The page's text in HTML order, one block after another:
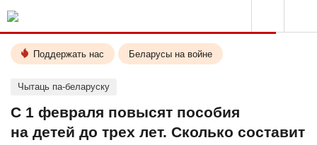
Поддержать нас Беларусы на войне
Чытаць па-беларуску
С 1 февраля повысят пособия
на детей до трех лет. Сколько составит